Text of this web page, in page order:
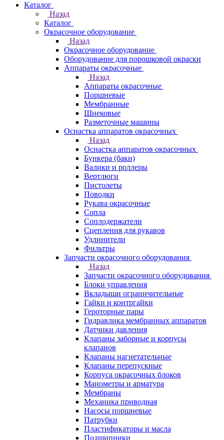
Каталог
Назад
Каталог
Окрасочное оборудование
Назад
Окрасочное оборудование
Оборудование для порошковой окраски
Аппараты окрасочные
Назад
Аппараты окрасочные
Поршневые
Мембранные
Шнековые
Разметочные машины
Оснастка аппаратов окрасочных
Назад
Оснастка аппаратов окрасочных
Бункера (баки)
Валики и роллеры
Вертлюги
Пистолеты
Поводки
Рукава окрасочные
Сопла
Соплодержатели
Сцепления для рукавов
Удлинители
Фильтры
Запчасти окрасочного оборудования
Назад
Запчасти окрасочного оборудования
Блоки управления
Вкладыши ограничительные
Гайки и контргайки
Героторные пары
Гидравлика мембранных аппаратов
Датчики давления
Клапаны заборные и корпусы
клапанов
Клапаны нагнетательные
Клапаны перепускные
Корпуса окрасочных блоков
Манометры и арматура
Мембраны
Механика приводная
Насосы поршневые
Патрубки
Пластификаторы и масла
Подшипники